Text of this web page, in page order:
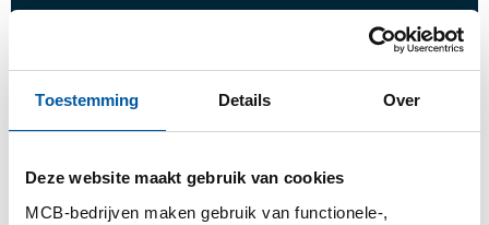
Toestemming Details Over
Deze website maakt gebruik van cookies
MCB-bedrijven maken gebruik van functionele-,
Gelieve in te loggen om te bestellen
Bestel met uw eigen artikelnummers
Calculeren met actuele MCB-prijzen